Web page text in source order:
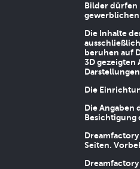
Bilder dürfen
Die Inhalte
beruhen auf
3D gezeigten
Die
Die
Besichtigung
Seiten.